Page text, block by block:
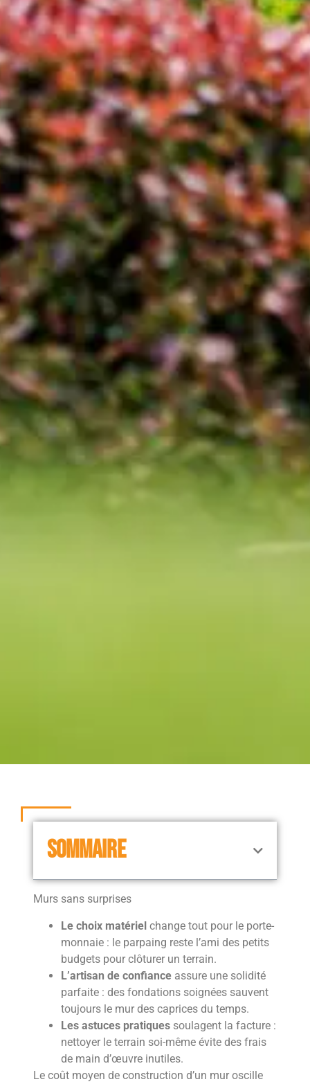
SOMMAIRE
Murs sans surprises
Le choix matériel change tout pour le porte-
monnaie : le parpaing reste l’ami des petits
budgets pour clôturer un terrain.
L’artisan de confiance assure une solidité
parfaite : des fondations soignées sauvent
toujours le mur des caprices du temps.
Les astuces pratiques soulagent la facture :
nettoyer le terrain soi-même évite des frais
de main d’œuvre inutiles.
Le coût moyen de construction d’un mur oscille